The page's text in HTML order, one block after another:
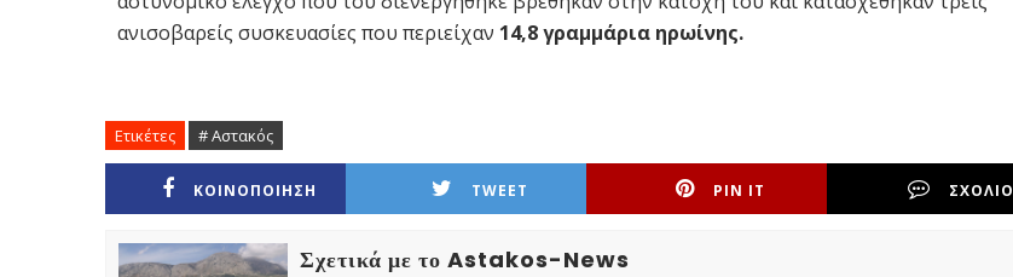
ανισοβαρείς συσκευασίες που περιείχαν 14,8 γραμμάρια ηρωίνης.
Ετικέτες # Αστακός
ΚΟΙΝΟΠΟΙΗΣΗ TWEET PIN IT ΣΧΟΛΙΟ
Σχετικά με το Astakos-News